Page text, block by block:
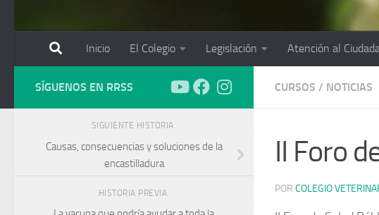
Inicio El Colegio Legislación Atención al
CURSOS / NOTICIAS
II Foro
POR COLEGIO
SÍGUENOS EN RRSS
SIGUIENTE HISTORIA
Causas, consecuencias y soluciones de la
encastilladura
HISTORIA PREVIA